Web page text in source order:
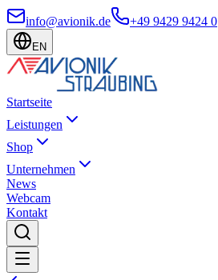
info@avionik.de +49 9429 9424 0
EN
Startseite
Leistungen
Shop
Unternehmen
News
Webcam
Kontakt